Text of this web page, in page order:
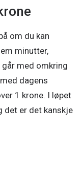
om du kan
minutter,
med omkring
dagens
1 krone. I løpet
det er det kanskje